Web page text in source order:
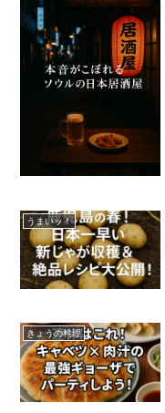
うまいッ！
きょうの料理